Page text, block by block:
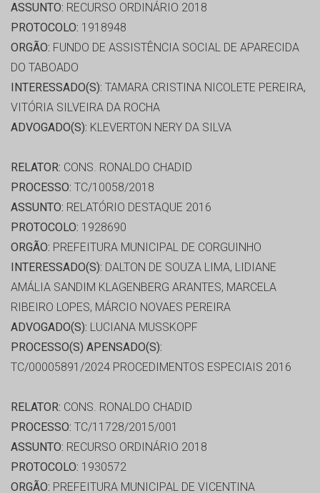
ASSUNTO: RECURSO ORDINÁRIO 2018
PROTOCOLO: 1918948
ORGÃO: FUNDO DE ASSISTÊNCIA SOCIAL DE APARECIDA
DO TABOADO
INTERESSADO(S): TAMARA CRISTINA NICOLETE PEREIRA,
VITÓRIA SILVEIRA DA ROCHA
ADVOGADO(S): KLEVERTON NERY DA SILVA
RELATOR: CONS. RONALDO CHADID
PROCESSO: TC/10058/2018
ASSUNTO: RELATÓRIO DESTAQUE 2016
PROTOCOLO: 1928690
ORGÃO: PREFEITURA MUNICIPAL DE CORGUINHO
INTERESSADO(S): DALTON DE SOUZA LIMA, LIDIANE
AMÁLIA SANDIM KLAGENBERG ARANTES, MARCELA
RIBEIRO LOPES, MÁRCIO NOVAES PEREIRA
ADVOGADO(S): LUCIANA MUSSKOPF
PROCESSO(S) APENSADO(S):
TC/00005891/2024 PROCEDIMENTOS ESPECIAIS 2016
RELATOR: CONS. RONALDO CHADID
PROCESSO: TC/11728/2015/001
ASSUNTO: RECURSO ORDINÁRIO 2018
PROTOCOLO: 1930572
ORGÃO: PREFEITURA MUNICIPAL DE VICENTINA